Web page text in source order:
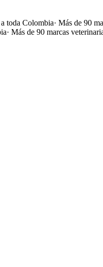
toda Colombia· Más de 90
· Más de 90 marcas